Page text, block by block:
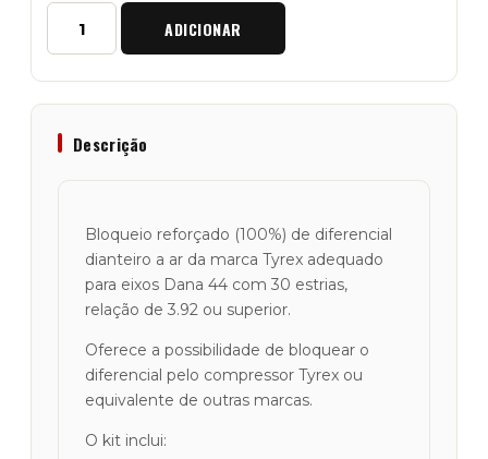
Quantidade
Bloqueio
Dana
44
de
ADICIONAR
Descrição
Bloqueio reforçado (100%) de diferencial
dianteiro a ar da marca Tyrex adequado
para eixos Dana 44 com 30 estrias,
relação de 3.92 ou superior.
Oferece a possibilidade de bloquear o
diferencial pelo compressor Tyrex ou
equivalente de outras marcas.
O kit inclui: